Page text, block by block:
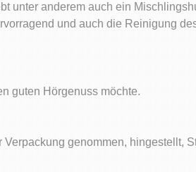
unter anderem auch ein
und auch die Reinigung
guten Hörgenuss möchte.
genommen, hingestellt,